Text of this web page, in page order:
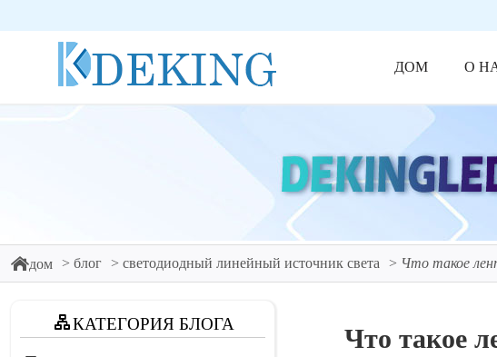
ДОМ О
дом блог светодиодный линейный источник света Что такое
КАТЕГОРИЯ БЛОГА Что такое